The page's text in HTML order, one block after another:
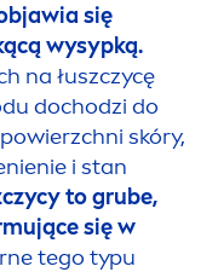
się
wysypką.
na łuszczycę
dochodzi do
skóry,
i stan
to grube,
się w
tego typu